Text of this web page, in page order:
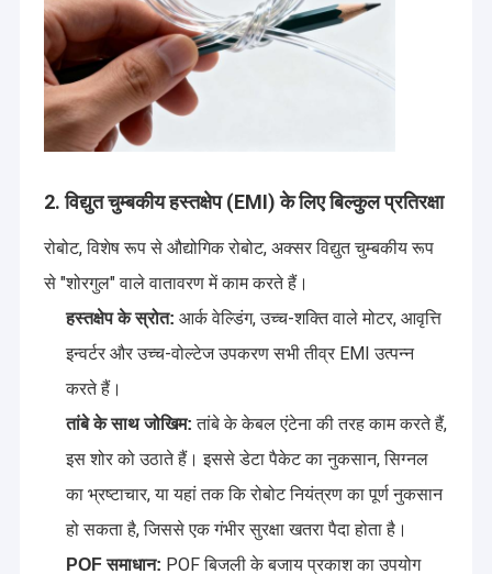
होम
उत्पाद
फैक्टरी यात्रा
2. विद्युत चुम्बकीय हस्तक्षेप (EMI) के लिए बिल्कुल प्रतिरक्षा
रोबोट, विशेष रूप से औद्योगिक रोबोट, अक्सर विद्युत चुम्बकीय रूप
से "शोरगुल" वाले वातावरण में काम करते हैं।
हस्तक्षेप के स्रोत: आर्क वेल्डिंग, उच्च-शक्ति वाले मोटर, आवृत्ति
इन्वर्टर और उच्च-वोल्टेज उपकरण सभी तीव्र EMI उत्पन्न
करते हैं।
तांबे के साथ जोखिम: तांबे के केबल एंटेना की तरह काम करते हैं,
इस शोर को उठाते हैं। इससे डेटा पैकेट का नुकसान, सिग्नल
का भ्रष्टाचार, या यहां तक ​​कि रोबोट नियंत्रण का पूर्ण नुकसान
हो सकता है, जिससे एक गंभीर सुरक्षा खतरा पैदा होता है।
POF समाधान: POF बिजली के बजाय प्रकाश का उपयोग
विकास और उत्पादन के लिए समर्पित एक पेशेवर निर्माता है। शेन्ज़ेन और चांगदे में उन्नत
सुविधाओं के साथ, रुइआरा फाइबर कोटिंग, पॉलिशिंग, इंजेक्शन मोल्डिंग, असेंबली और
परीक्षण को एक पूर्ण और कुशल विनिर्माण प्रणाली में एकीकृत करता है — जो स्थिर गुणवत्ता
और तेज़ डिलीवरी सुनिश्चित करता है।
हमारी मुख्य उत्पाद लाइनों में प्लास्टिक ऑप्टिकल फाइबर (पीओएफ) केबल, क्वार्ट्ज